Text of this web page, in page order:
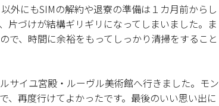
外にもSIMの解約や退寮の準備は１カ月前からし
片づけが結構ギリギリになってしまいました。ま
で、時間に余裕をもってしっかり清掃をすること
サイユ宮殿・ルーヴル美術館へ行きました。モン
、再度行けてよかったです。最後のいい思い出に